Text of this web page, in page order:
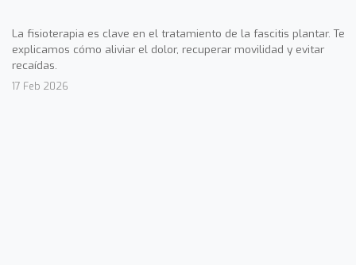
La fisioterapia es clave en el tratamiento de la fascitis plantar. Te
explicamos cómo aliviar el dolor, recuperar movilidad y evitar
recaídas.
17 Feb 2026